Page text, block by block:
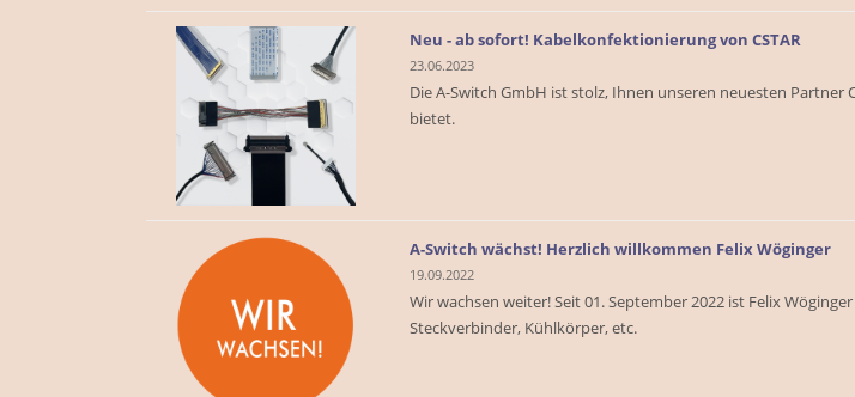
Neu - ab sofort! Kabelkonfektionierung von CSTAR
23.06.2023
Die A-Switch GmbH ist stolz, Ihnen unseren neuesten
bietet.
A-Switch wächst! Herzlich willkommen Felix Wöginger
19.09.2022
Wir wachsen weiter! Seit 01. September 2022 ist Felix
Steckverbinder, Kühlkörper, etc.